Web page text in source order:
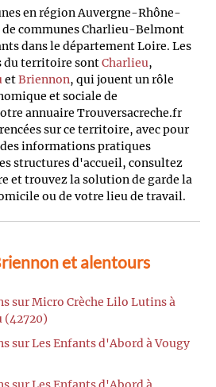
en région Auvergne-Rhône-
communes Charlieu-Belmont
dans le département Loire. Les
du territoire sontCharlieu,
etBriennon, qui jouent un rôle
et sociale de
annuaire Trouversacreche.fr
sur ce territoire, avec pour
informations pratiques
structures d'accueil, consultez
et trouvez la solution de garde la
ou de votre lieu de travail.
et alentours
sur Micro Crèche Lilo Lutins à
sur Les Enfants d'Abord à Vougy